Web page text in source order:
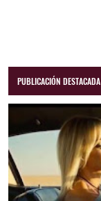
PUBLICACIÓN DESTACADA